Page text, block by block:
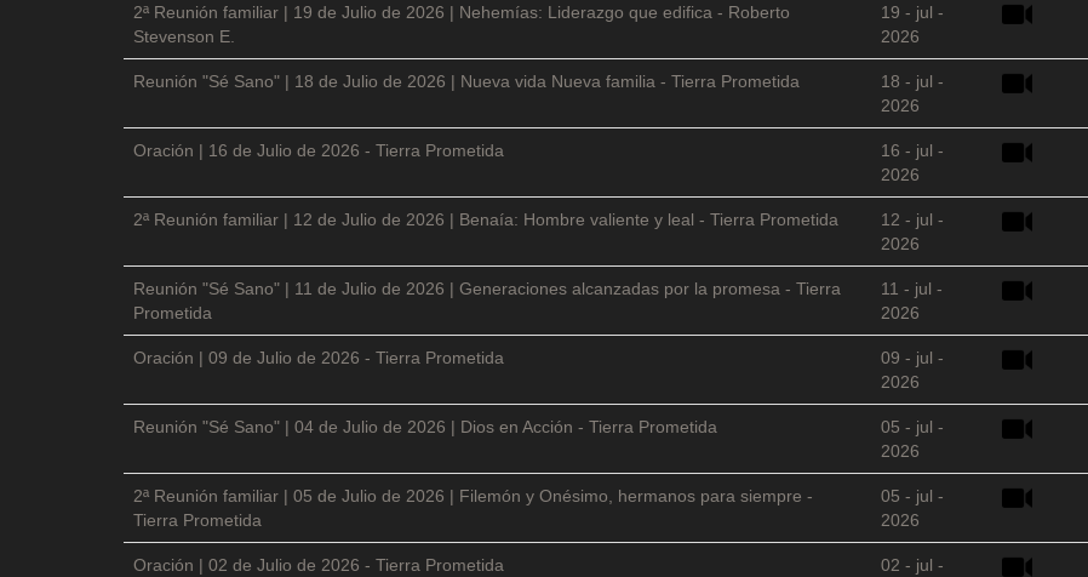
2ª Reunión familiar | 19 de Julio de 2026 | Nehemías: Liderazgo que edifica - Roberto
Stevenson E.
19 - jul -
2026
Reunión "Sé Sano" | 18 de Julio de 2026 | Nueva vida Nueva familia - Tierra Prometida
18 - jul -
2026
Oración | 16 de Julio de 2026 - Tierra Prometida
16 - jul -
2026
2ª Reunión familiar | 12 de Julio de 2026 | Benaía: Hombre valiente y leal - Tierra Prometida
12 - jul -
2026
Reunión "Sé Sano" | 11 de Julio de 2026 | Generaciones alcanzadas por la promesa - Tierra
Prometida
11 - jul -
2026
Oración | 09 de Julio de 2026 - Tierra Prometida
09 - jul -
2026
Reunión "Sé Sano" | 04 de Julio de 2026 | Dios en Acción - Tierra Prometida
05 - jul -
2026
2ª Reunión familiar | 05 de Julio de 2026 | Filemón y Onésimo, hermanos para siempre -
Tierra Prometida
05 - jul -
2026
Oración | 02 de Julio de 2026 - Tierra Prometida
02 - jul -